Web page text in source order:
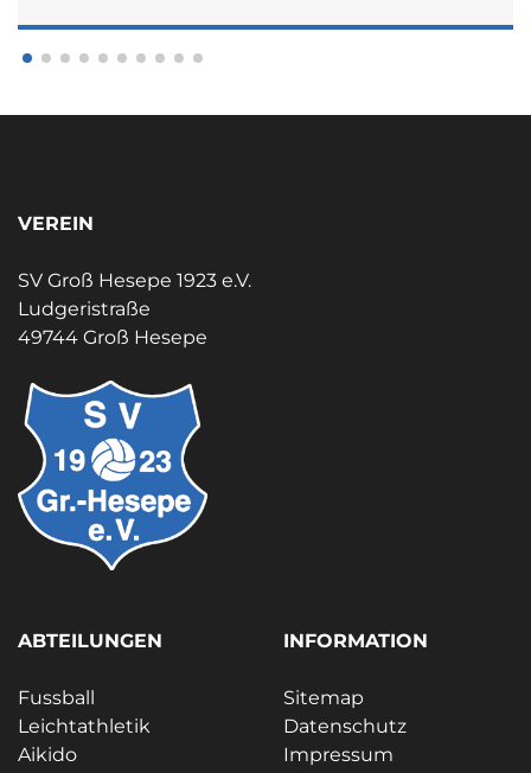
VEREIN
SV Groß Hesepe 1923 e.V.
Ludgeristraße
49744 Groß Hesepe
ABTEILUNGEN
Fussball
Leichtathletik
Aikido
INFORMATION
Sitemap
Datenschutz
Impressum